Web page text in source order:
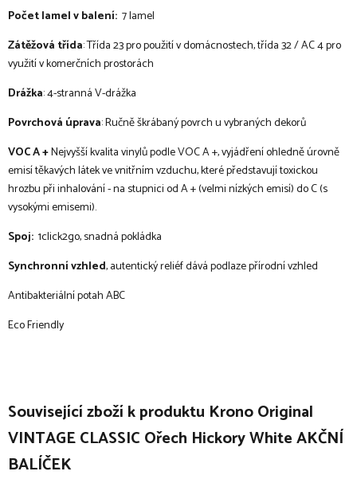
Počet lamel v balení: 7 lamel
Zátěžová třída: Třída 23 pro použití v domácnostech, třída 32 / AC 4 pro
využití v komerčních prostorách
Drážka: 4-stranná V-drážka
Povrchová úprava: Ručně škrábaný povrch u vybraných dekorů
VOC A +Nejvyšší kvalita vinylů podle VOC A +, vyjádření ohledně úrovně
emisí těkavých látek ve vnitřním vzduchu, které představují toxickou
hrozbu při inhalování - na stupnici od A + (velmi nízkých emisí) do C (s
vysokými emisemi).
Spoj: 1click2go, snadná pokládka
Synchronní vzhled, autentický reliéf dává podlaze přírodní vzhled
Antibakteriální potah ABC
Eco Friendly
Související zboží k produktu Krono Original
VINTAGE CLASSIC Ořech Hickory White AKČNÍ
BALÍČEK